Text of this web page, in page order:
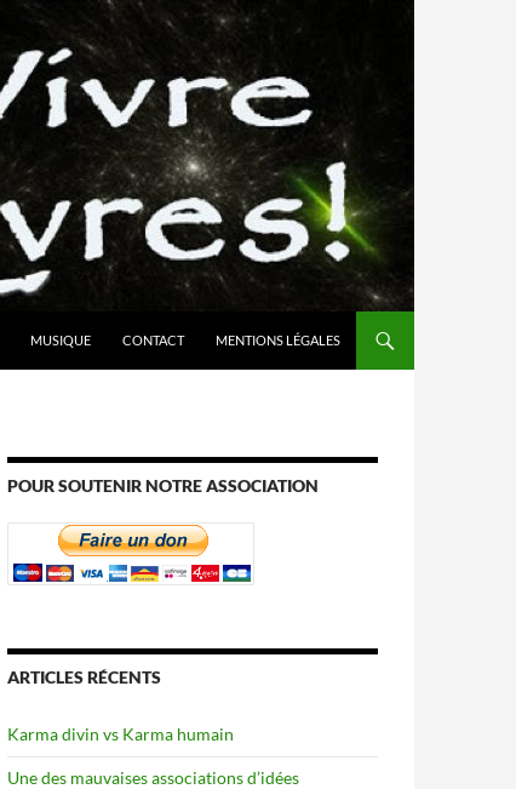
MUSIQUE CONTACT MENTIONS LÉGALES
POUR SOUTENIR NOTRE ASSOCIATION
ARTICLES RÉCENTS
Karma divin vs Karma humain
Une des mauvaises associations d’idées